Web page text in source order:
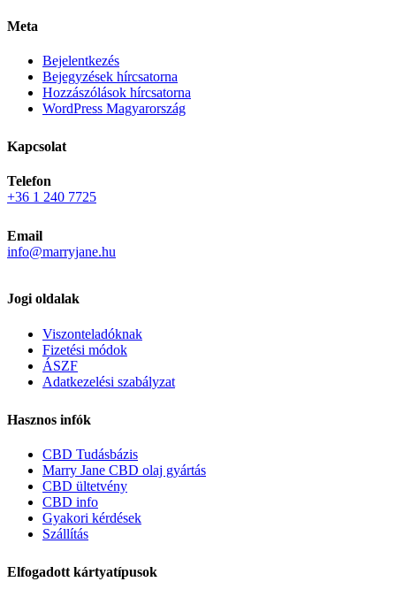
Meta
Bejelentkezés
Bejegyzések hírcsatorna
Hozzászólások hírcsatorna
WordPress Magyarország
Kapcsolat
Telefon
+36 1 240 7725
Email
info@marryjane.hu
Jogi oldalak
Viszonteladóknak
Fizetési módok
ÁSZF
Adatkezelési szabályzat
Hasznos infók
CBD Tudásbázis
Marry Jane CBD olaj gyártás
CBD ültetvény
CBD info
Gyakori kérdések
Szállítás
Elfogadott kártyatípusok